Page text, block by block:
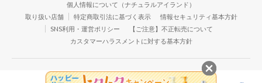
個人情報について（ナチュラルアイランド）
取り扱い店舗
特定商取引法に基づく表示
情報セキュリティ基本方針
SNS利用・運営ポリシー
【ご注意】不正転売について
カスタマーハラスメントに対する基本方針